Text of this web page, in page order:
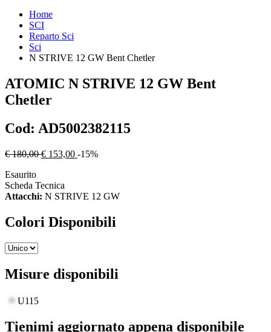
Home
SCI
Reparto Sci
Sci
N STRIVE 12 GW Bent Chetler
ATOMIC N STRIVE 12 GW Bent
Chetler
Cod: AD5002382115
€ 180,00 € 153,00 -15%
Esaurito
Scheda Tecnica
Attacchi: N STRIVE 12 GW
Colori Disponibili
Misure disponibili
U115
Tienimi aggiornato appena disponibile